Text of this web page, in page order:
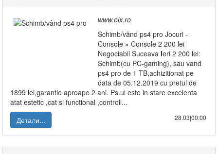
www.olx.ro
Schimb/vând ps4 pro Jocuri -
Console » Console 2 200 lei
Negociabil Suceava Ieri 2 200 lei:
Schimb(cu PC-gaming), sau vand
ps4 pro de 1 TB,achizitionat pe
data de 05.12.2019 cu pretul de
1899 lei,garantie aproape 2 ani. Ps.ul este in stare excelenta
atat estetic ,cat si functional ,controll...
Детали...
28.03|00:00